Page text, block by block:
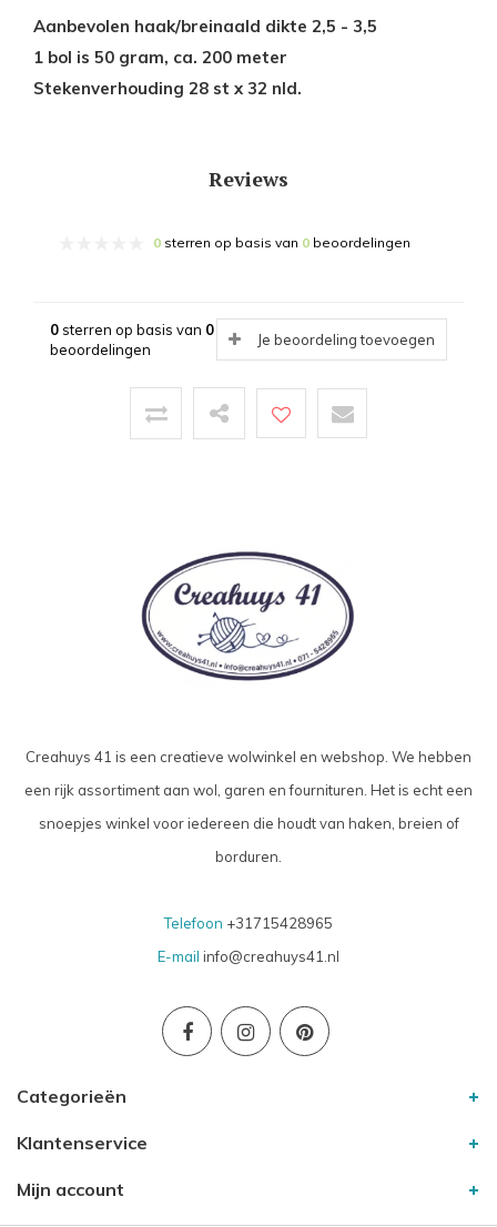
Aanbevolen haak/breinaald dikte 2,5 - 3,5
1 bol is 50 gram, ca. 200 meter
Stekenverhouding 28 st x 32 nld.
Reviews
0 sterren op basis van 0 beoordelingen
0sterren op basis van 0
beoordelingen
Je beoordeling toevoegen
Creahuys 41 is een creatieve wolwinkel en webshop. We hebben
een rijk assortiment aan wol, garen en fournituren. Het is echt een
snoepjes winkel voor iedereen die houdt van haken, breien of
borduren.
Telefoon +31715428965
E-mail info@creahuys41.nl
Categorieën
Klantenservice
Mijn account